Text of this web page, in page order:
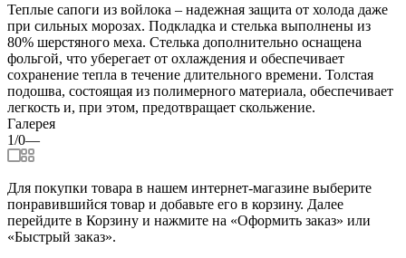
Теплые сапоги из войлока – надежная защита от холода даже
при сильных морозах. Подкладка и стелька выполнены из
80% шерстяного меха. Стелька дополнительно оснащена
фольгой, что уберегает от охлаждения и обеспечивает
сохранение тепла в течение длительного времени. Толстая
подошва, состоящая из полимерного материала, обеспечивает
легкость и, при этом, предотвращает скольжение.
Галерея
1/0—
Для покупки товара в нашем интернет-магазине выберите
понравившийся товар и добавьте его в корзину. Далее
перейдите в Корзину и нажмите на «Оформить заказ» или
«Быстрый заказ».